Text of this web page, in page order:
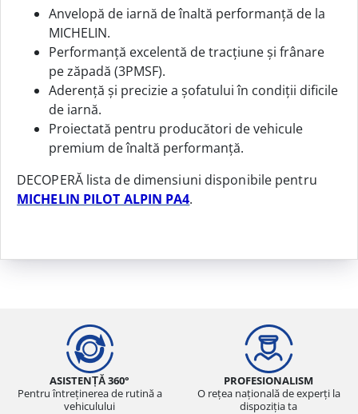
Anvelopă de iarnă de înaltă performanță de la
MICHELIN.
Performanță excelentă de tracțiune și frânare
pe zăpadă (3PMSF).
Aderență și precizie a șofatului în condiții dificile
de iarnă.
Proiectată pentru producători de vehicule
premium de înaltă performanță.
DECOPERĂ lista de dimensiuni disponibile pentru
MICHELIN PILOT ALPIN PA4.
ASISTENȚĂ 360°
Pentru întreținerea de rutină a
vehiculului
PROFESIONALISM
O rețea națională de experți la
dispoziția ta